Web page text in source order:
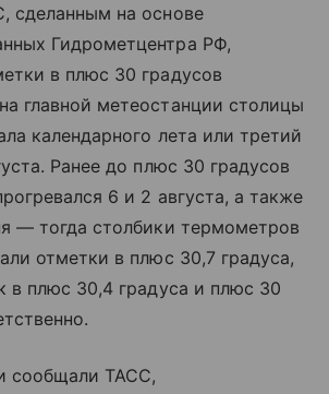
сделанным на основе
Гидрометцентра РФ,
в плюс 30 градусов
главной метеостанции столицы
календарного лета или третий
Ранее до плюс 30 градусов
6 и 2 августа, а также
— тогда столбики термометров
отметки в плюс 30,7 градуса,
в плюс 30,4 градуса и плюс 30
сообщали ТАСС,